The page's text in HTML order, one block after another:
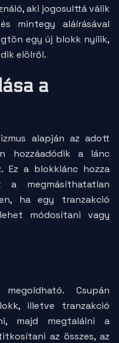
aki jogosulttá válik
mintegy aláírásával
egy új blokk nyílik,
elölről.
a
alapján az adott
hozzáadódik a lánc
Ez a blokklánc hozza
a megmásíthatatlan
ha egy tranzakció
módosítani vagy
Csupán
illetve tranzakció
majd megtalálni a
az összes, az